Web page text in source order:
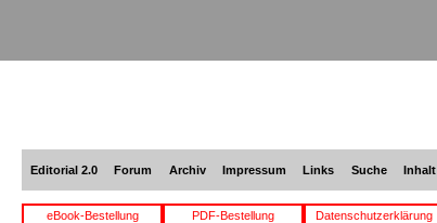
Editorial 2.0 Forum Archiv Impressum Links Suche Inhalt
eBook-Bestellung PDF-Bestellung Datenschutzerklärung